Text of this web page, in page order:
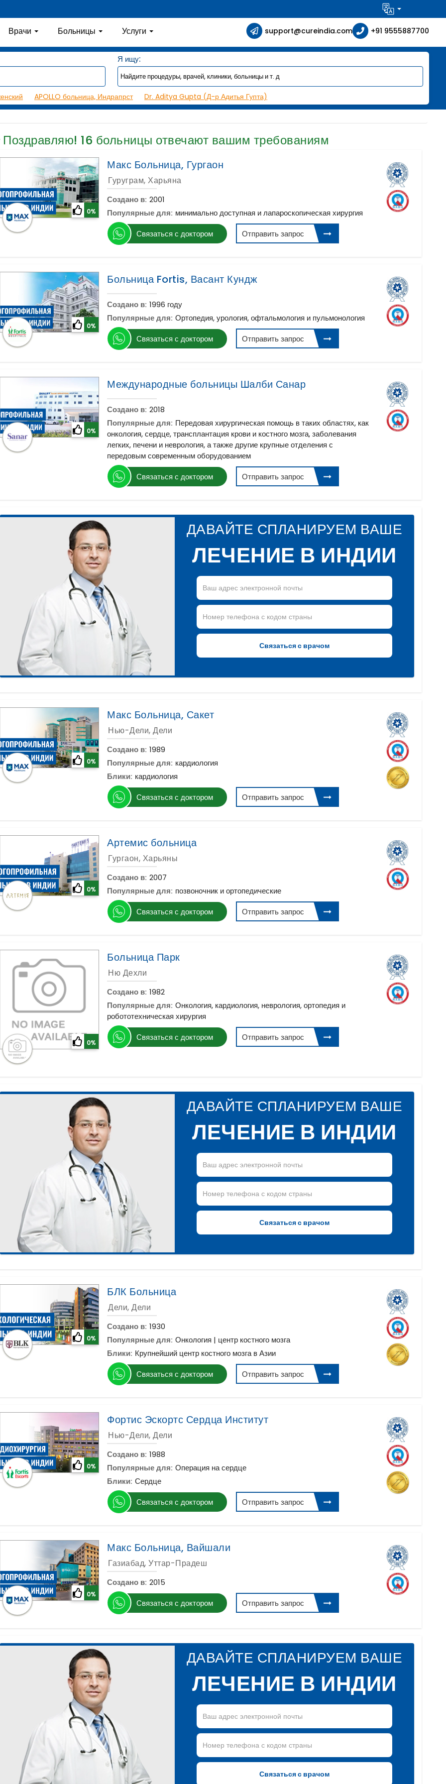
Врачи Больницы Услуги support@cureindia.com +91 9555887700
Я ищу:
APOLLO больница, Индрапрст
Dr. Aditya Gupta (Д-р Адитья Гупта)
Поздравляю! 16 больницы отвечают вашим требованиям
0%
Макс Больница, Гургаон
Гуруграм, Харьяна
Создано в: 2001
Популярные для: минимально доступная и лапароскопическая хирургия
Связаться с доктором
Отправить запрос
0%
Больница Fortis, Васант Кундж
Создано в: 1996 году
Популярные для: Ортопедия, урология, офтальмология и пульмонология
Связаться с доктором
Отправить запрос
0%
Международные больницы Шалби Санар
Создано в: 2018
Популярные для: Передовая хирургическая помощь в таких областях, как
онкология, сердце, трансплантация крови и костного мозга, заболевания
легких, печени и неврология, а также другие крупные отделения с
передовым современным оборудованием
Связаться с доктором
Отправить запрос
ДАВАЙТЕ СПЛАНИРУЕМ ВАШЕ
ЛЕЧЕНИЕ В ИНДИИ
0%
Макс Больница, Сакет
Нью-Дели, Дели
Создано в: 1989
Популярные для: кардиология
Блики: кардиология
Связаться с доктором
Отправить запрос
0%
Артемис больница
Гургаон, Харьяны
Создано в: 2007
Популярные для: позвоночник и ортопедические
Связаться с доктором
Отправить запрос
0%
Больница Парк
Ню Дехли
Создано в: 1982
Популярные для: Онкология, кардиология, неврология, ортопедия и
робототехническая хирургия
Связаться с доктором
Отправить запрос
ДАВАЙТЕ СПЛАНИРУЕМ ВАШЕ
ЛЕЧЕНИЕ В ИНДИИ
0%
БЛК Больница
Дели, Дели
Создано в: 1930
Популярные для: Онкология | центр костного мозга
Блики: Крупнейший центр костного мозга в Азии
Связаться с доктором
Отправить запрос
0%
Фортис Эскортс Сердца Институт
Нью-Дели, Дели
Создано в: 1988
Популярные для: Операция на сердце
Блики: Сердце
Связаться с доктором
Отправить запрос
0%
Макс Больница, Вайшали
Газиабад, Уттар-Прадеш
Создано в: 2015
Связаться с доктором
Отправить запрос
ДАВАЙТЕ СПЛАНИРУЕМ ВАШЕ
ЛЕЧЕНИЕ В ИНДИИ